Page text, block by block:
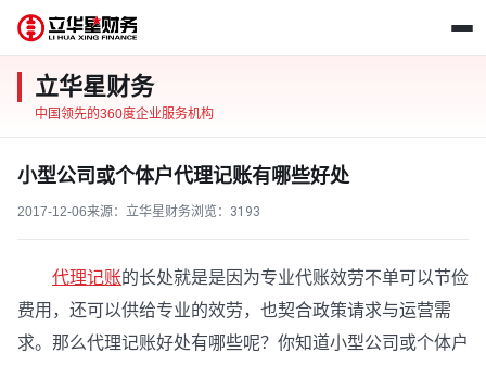
立华星财务
中国领先的360度企业服务机构
小型公司或个体户代理记账有哪些好处
2017-12-06来源：立华星财务浏览： 3193
代理记账的长处就是是因为专业代账效劳不单可以节俭
费用，还可以供给专业的效劳，也契合政策请求与运营需
求。那么代理记账好处有哪些呢？你知道小型公司或个体户